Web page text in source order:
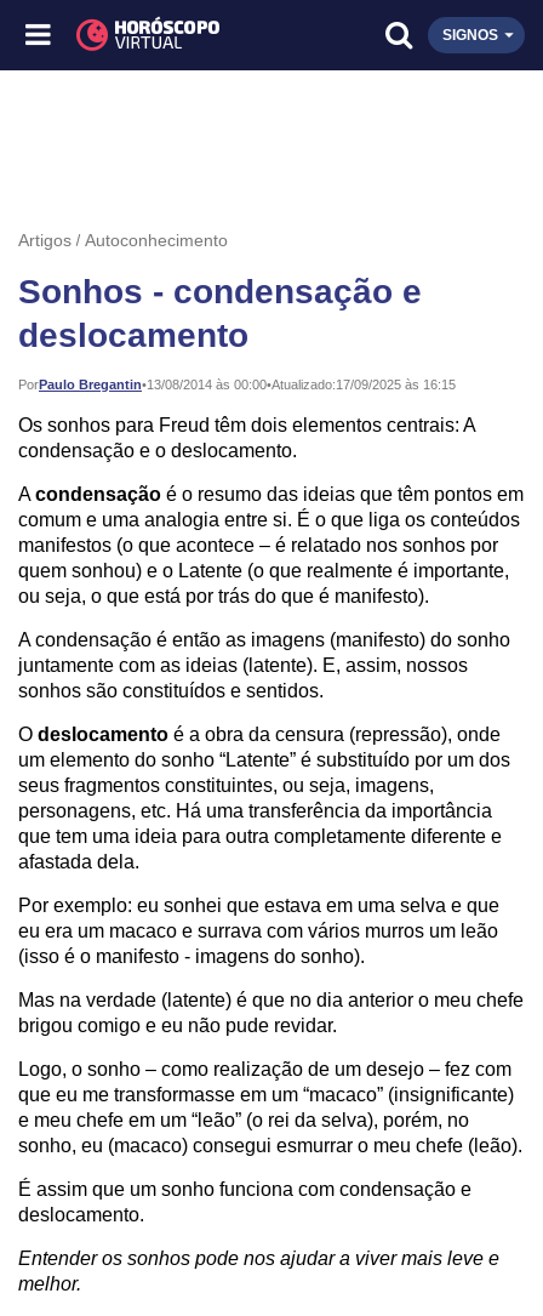
SIGNOS
Artigos Autoconhecimento
Sonhos - condensação e
deslocamento
PorPaulo Bregantin•
Publicado: 13/08/2014 às 00:00•Atualizado:17/09/2025 às 16:15
Os sonhos para Freud têm dois elementos centrais: A
condensação e o deslocamento.
Acondensação é o resumo das ideias que têm pontos em
comum e uma analogia entre si. É o que liga os conteúdos
manifestos (o que acontece – é relatado nos sonhos por
quem sonhou) e o Latente (o que realmente é importante,
ou seja, o que está por trás do que é manifesto).
A condensação é então as imagens (manifesto) do sonho
juntamente com as ideias (latente). E, assim, nossos
sonhos são constituídos e sentidos.
O deslocamento é a obra da censura (repressão), onde
um elemento do sonho “Latente” é substituído por um dos
seus fragmentos constituintes, ou seja, imagens,
personagens, etc. Há uma transferência da importância
que tem uma ideia para outra completamente diferente e
afastada dela.
Por exemplo: eu sonhei que estava em uma selva e que
eu era um macaco e surrava com vários murros um leão
(isso é o manifesto - imagens do sonho).
Mas na verdade (latente) é que no dia anterior o meu chefe
brigou comigo e eu não pude revidar.
Logo, o sonho – como realização de um desejo – fez com
que eu me transformasse em um “macaco” (insignificante)
e meu chefe em um “leão” (o rei da selva), porém, no
sonho, eu (macaco) consegui esmurrar o meu chefe (leão).
É assim que um sonho funciona com condensação e
deslocamento.
Entender os sonhos pode nos ajudar a viver mais leve e
melhor.